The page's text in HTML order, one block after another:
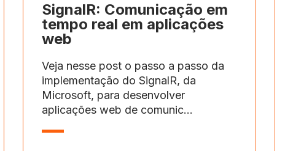
SignalR: Comunicação em
tempo real em aplicações
web
Veja nesse post o passo a passo da
implementação do SignalR, da
Microsoft, para desenvolver
aplicações web de comunic...